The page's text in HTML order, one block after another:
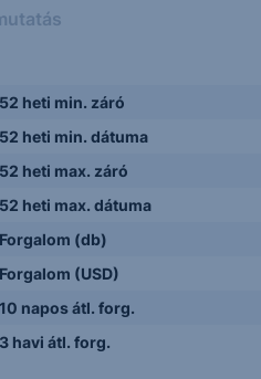
heti min. záró
heti min. dátuma
heti max. záró
heti max. dátuma
(db)
(USD)
napos átl. forg.
havi átl. forg.